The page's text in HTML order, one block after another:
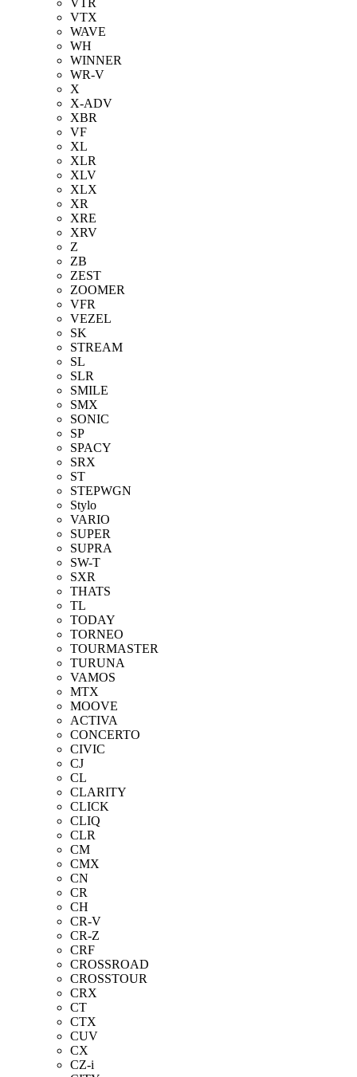
VTX
WAVE
WH
WINNER
WR-V
X
X-ADV
XBR
VF
XL
XLR
XLV
XLX
XR
XRE
XRV
Z
ZB
ZEST
ZOOMER
VFR
VEZEL
SK
STREAM
SL
SLR
SMILE
SMX
SONIC
SP
SPACY
SRX
ST
STEPWGN
Stylo
VARIO
SUPER
SUPRA
SW-T
SXR
THATS
TL
TODAY
TORNEO
TOURMASTER
TURUNA
VAMOS
MTX
MOOVE
ACTIVA
CONCERTO
CIVIC
CJ
CL
CLARITY
CLICK
CLIQ
CLR
CM
CMX
CN
CR
CH
CR-V
CR-Z
CRF
CROSSROAD
CROSSTOUR
CRX
CT
CTX
CUV
CX
CZ-i